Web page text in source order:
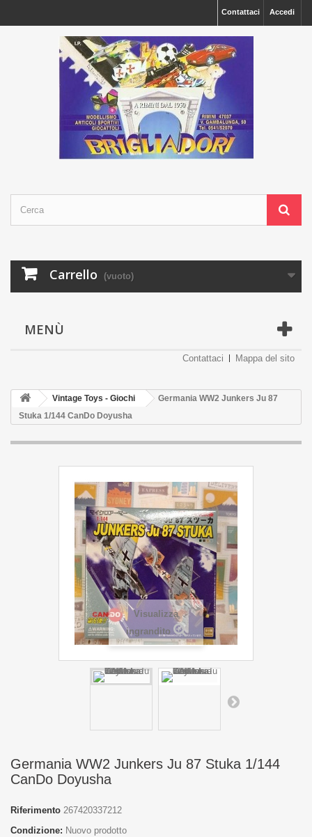
Accedi
Contattaci
Carrello (vuoto)
MENÙ
Contattaci Mappa del sito
Vintage Toys - Giochi
Germania WW2 Junkers Ju 87
Stuka 1/144 CanDo Doyusha
Visualizza
ingrandito
Germania WW2 Junkers Ju 87 Stuka 1/144
CanDo Doyusha
Riferimento 267420337212
Condizione: Nuovo prodotto